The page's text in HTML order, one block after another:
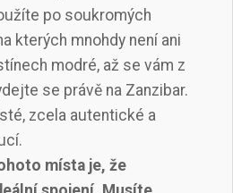
po soukromých
kterých mnohdy není ani
modré, až se vám z
se právě na Zanzibar.
zcela autentické a
místa je, že